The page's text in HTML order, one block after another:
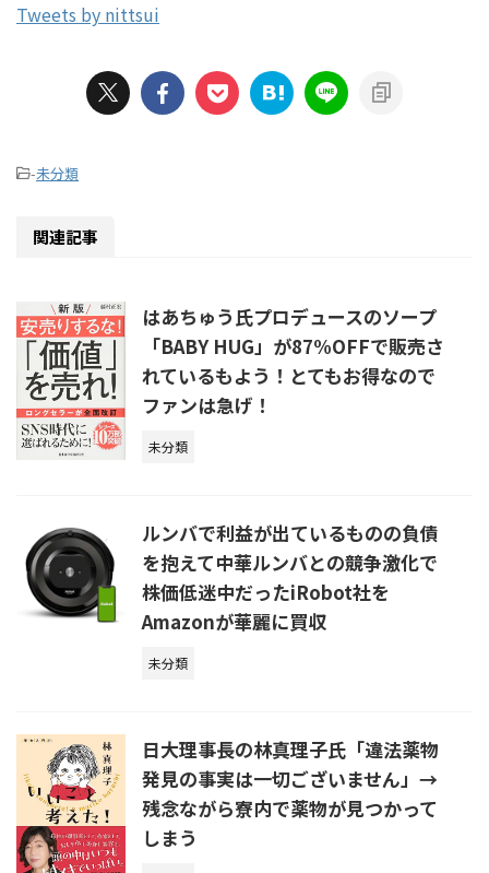
Tweets by nittsui
-未分類
関連記事
はあちゅう氏プロデュースのソープ
「BABY HUG」が87%OFFで販売さ
れているもよう！とてもお得なので
ファンは急げ！
未分類
ルンバで利益が出ているものの負債
を抱えて中華ルンバとの競争激化で
株価低迷中だったiRobot社を
Amazonが華麗に買収
未分類
日大理事長の林真理子氏「違法薬物
発見の事実は一切ございません」→
残念ながら寮内で薬物が見つかって
しまう